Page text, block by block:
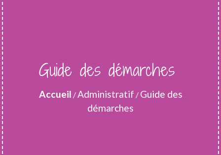
Guide des démarches
Accueil / Administratif / Guide des
démarches